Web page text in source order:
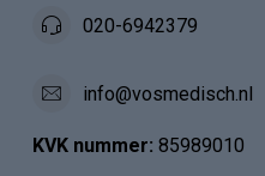
020-6942379
info@vosmedisch.nl
KVK nummer: 85989010